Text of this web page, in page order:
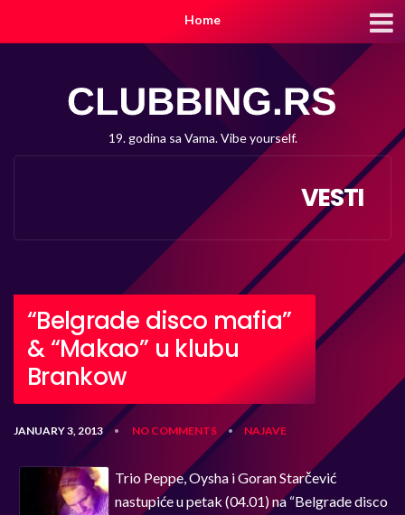
Home
19. godina sa Vama. Vibe yourself.
VESTI
“Belgrade disco mafia”
& “Makao” u klubu
Brankow
JANUARY 3, 2013 • NO COMMENTS • NAJAVE
Trio Peppe, Oysha i Goran Starčević
nastupiće u petak (04.01) na “Belgrade disco